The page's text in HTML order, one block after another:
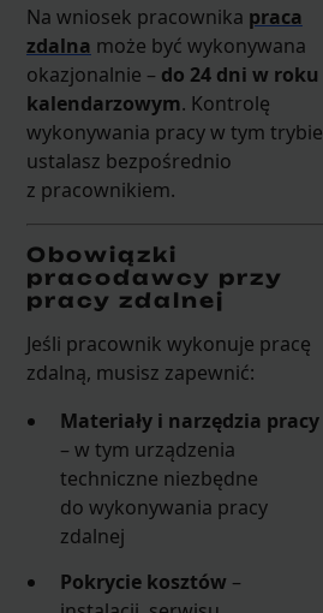
Na wniosek pracownika praca
zdalna może być wykonywana
okazjonalnie – do 24 dni w roku
kalendarzowym. Kontrolę
wykonywania pracy w tym trybie
ustalasz bezpośrednio
z pracownikiem.
Obowiązki
pracodawcy przy
pracy zdalnej
Jeśli pracownik wykonuje pracę
zdalną, musisz zapewnić:
Materiały i narzędzia pracy
– w tym urządzenia
techniczne niezbędne
do wykonywania pracy
zdalnej
Pokrycie kosztów –